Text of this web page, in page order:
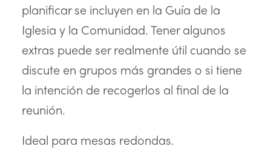
planificar se incluyen en la Guía de la
Iglesia y la Comunidad. Tener algunos
extras puede ser realmente útil cuando se
discute en grupos más grandes o si tiene
la intención de recogerlos al final de la
reunión.
Ideal para mesas redondas.